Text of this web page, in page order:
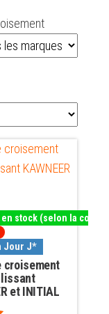
en stock (selon la
Jour J*
croisement
et INITIAL